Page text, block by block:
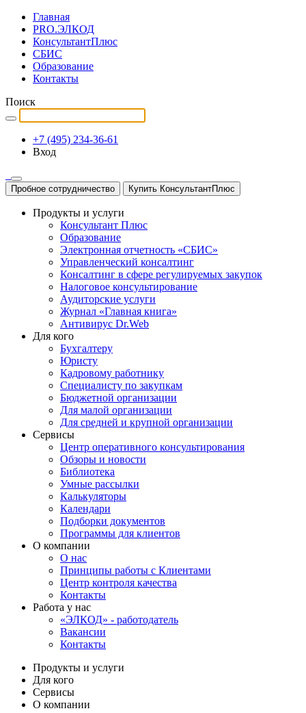
Главная
PRO.ЭЛКОД
КонсультантПлюс
СБИС
Образование
Контакты
Поиск
+7 (495) 234-36-61
Вход
Пробное сотрудничество Купить КонсультантПлюс
Продукты и услуги
Консультант Плюс
Образование
Электронная отчетность «СБИС»
Управленческий консалтинг
Консалтинг в сфере регулируемых закупок
Налоговое консультирование
Аудиторские услуги
Журнал «Главная книга»
Антивирус Dr.Web
Для кого
Бухгалтеру
Юристу
Кадровому работнику
Специалисту по закупкам
Бюджетной организации
Для малой организации
Для средней и крупной организации
Сервисы
Центр оперативного консультирования
Обзоры и новости
Библиотека
Умные рассылки
Калькуляторы
Календари
Подборки документов
Программы для клиентов
О компании
О нас
Принципы работы с Клиентами
Центр контроля качества
Контакты
Работа у нас
«ЭЛКОД» - работодатель
Вакансии
Контакты
Продукты и услуги
Для кого
Сервисы
О компании